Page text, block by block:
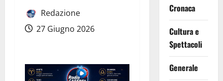
Redazione
27 Giugno 2026
Cronaca
Cultura e
Spettacoli
Generale